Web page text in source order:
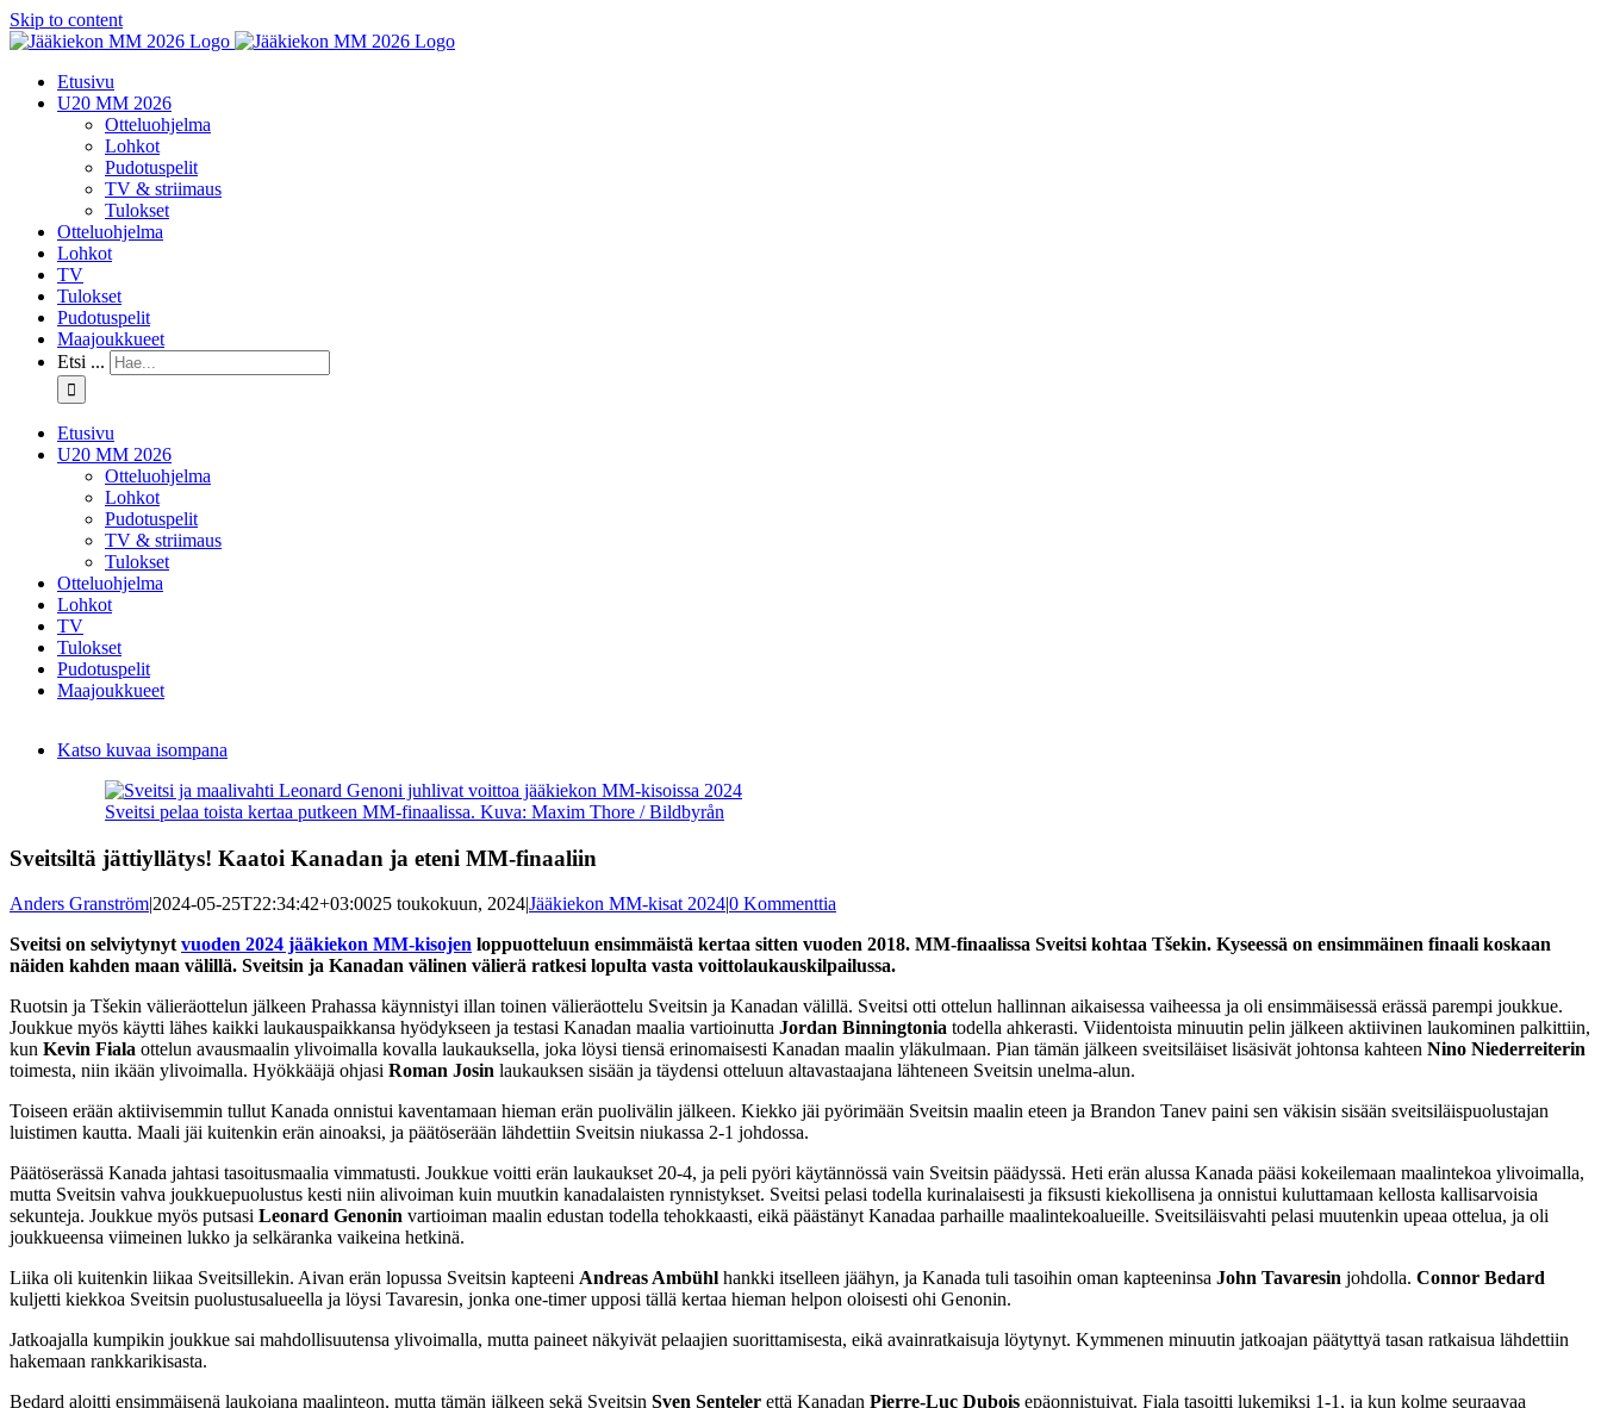
Skip to content
Etusivu
U20 MM 2026
Otteluohjelma
Lohkot
Pudotuspelit
TV & striimaus
Tulokset
Otteluohjelma
Lohkot
TV
Tulokset
Pudotuspelit
Maajoukkueet
Etsi ...
Etusivu
U20 MM 2026
Otteluohjelma
Lohkot
Pudotuspelit
TV & striimaus
Tulokset
Otteluohjelma
Lohkot
TV
Tulokset
Pudotuspelit
Maajoukkueet
Katso kuvaa isompana
Sveitsi pelaa toista kertaa putkeen MM-finaalissa. Kuva: Maxim Thore / Bildbyrån
Sveitsiltä jättiyllätys! Kaatoi Kanadan ja eteni MM-finaaliin
Anders Granström|2024-05-25T22:34:42+03:0025 toukokuun, 2024|Jääkiekon MM-kisat 2024|0 Kommenttia
Sveitsi on selviytynytvuoden 2024 jääkiekon MM-kisojen loppuotteluun ensimmäistä kertaa sitten vuoden 2018. MM-finaalissa Sveitsi kohtaa Tšekin. Kyseessä on ensimmäinen finaali koskaan
näiden kahden maan välillä. Sveitsin ja Kanadan välinen välierä ratkesi lopulta vasta voittolaukauskilpailussa.
Ruotsin ja Tšekin välieräottelun jälkeen Prahassa käynnistyi illan toinen välieräottelu Sveitsin ja Kanadan välillä. Sveitsi otti ottelun hallinnan aikaisessa vaiheessa ja oli ensimmäisessä erässä parempi joukkue.
Joukkue myös käytti lähes kaikki laukauspaikkansa hyödykseen ja testasi Kanadan maalia vartioinutta Jordan Binningtonia todella ahkerasti. Viidentoista minuutin pelin jälkeen aktiivinen laukominen palkittiin,
kun Kevin Fiala ottelun avausmaalin ylivoimalla kovalla laukauksella, joka löysi tiensä erinomaisesti Kanadan maalin yläkulmaan. Pian tämän jälkeen sveitsiläiset lisäsivät johtonsa kahteen Nino Niederreiterin
toimesta, niin ikään ylivoimalla. Hyökkääjä ohjasi Roman Josin laukauksen sisään ja täydensi otteluun altavastaajana lähteneen Sveitsin unelma-alun.
Toiseen erään aktiivisemmin tullut Kanada onnistui kaventamaan hieman erän puolivälin jälkeen. Kiekko jäi pyörimään Sveitsin maalin eteen ja Brandon Tanev paini sen väkisin sisään sveitsiläispuolustajan
luistimen kautta. Maali jäi kuitenkin erän ainoaksi, ja päätöserään lähdettiin Sveitsin niukassa 2-1 johdossa.
Päätöserässä Kanada jahtasi tasoitusmaalia vimmatusti. Joukkue voitti erän laukaukset 20-4, ja peli pyöri käytännössä vain Sveitsin päädyssä. Heti erän alussa Kanada pääsi kokeilemaan maalintekoa ylivoimalla,
mutta Sveitsin vahva joukkuepuolustus kesti niin alivoiman kuin muutkin kanadalaisten rynnistykset. Sveitsi pelasi todella kurinalaisesti ja fiksusti kiekollisena ja onnistui kuluttamaan kellosta kallisarvoisia
sekunteja. Joukkue myös putsasi Leonard Genonin vartioiman maalin edustan todella tehokkaasti, eikä päästänyt Kanadaa parhaille maalintekoalueille. Sveitsiläisvahti pelasi muutenkin upeaa ottelua, ja oli
joukkueensa viimeinen lukko ja selkäranka vaikeina hetkinä.
Liika oli kuitenkin liikaa Sveitsillekin. Aivan erän lopussa Sveitsin kapteeni Andreas Ambühl hankki itselleen jäähyn, ja Kanada tuli tasoihin oman kapteeninsa John Tavaresin johdolla. Connor Bedard
kuljetti kiekkoa Sveitsin puolustusalueella ja löysi Tavaresin, jonka one-timer upposi tällä kertaa hieman helpon oloisesti ohi Genonin.
Jatkoajalla kumpikin joukkue sai mahdollisuutensa ylivoimalla, mutta paineet näkyivät pelaajien suorittamisesta, eikä avainratkaisuja löytynyt. Kymmenen minuutin jatkoajan päätyttyä tasan ratkaisua lähdettiin
hakemaan rankkarikisasta.
Bedard aloitti ensimmäisenä laukojana maalinteon, mutta tämän jälkeen sekä Sveitsin Sven Senteler että Kanadan Pierre-Luc Dubois epäonnistuivat. Fiala tasoitti lukemiksi 1-1, ja kun kolme seuraavaa